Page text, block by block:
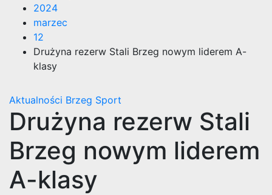
2024
marzec
12
Drużyna rezerw Stali Brzeg nowym liderem A-
klasy
Aktualności Brzeg Sport
Drużyna rezerw Stali
Brzeg nowym liderem
A-klasy